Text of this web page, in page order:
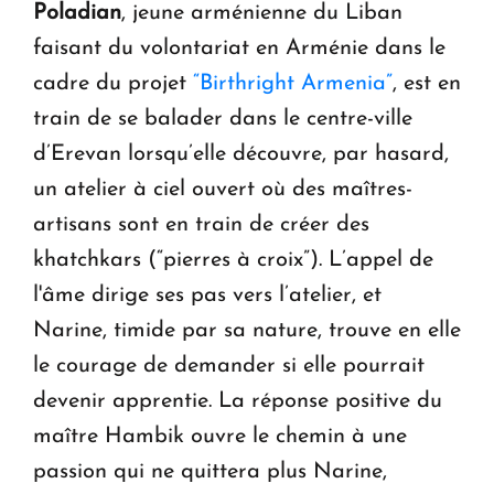
Poladian, jeune arménienne du Liban
faisant du volontariat en Arménie dans le
cadre du projet “Birthright Armenia”, est en
train de se balader dans le centre-ville
d’Erevan lorsqu’elle découvre, par hasard,
un atelier à ciel ouvert où des maîtres-
artisans sont en train de créer des
khatchkars (“pierres à croix”). L’appel de
l'âme dirige ses pas vers l’atelier, et
Narine, timide par sa nature, trouve en elle
le courage de demander si elle pourrait
devenir apprentie. La réponse positive du
maître Hambik ouvre le chemin à une
passion qui ne quittera plus Narine,